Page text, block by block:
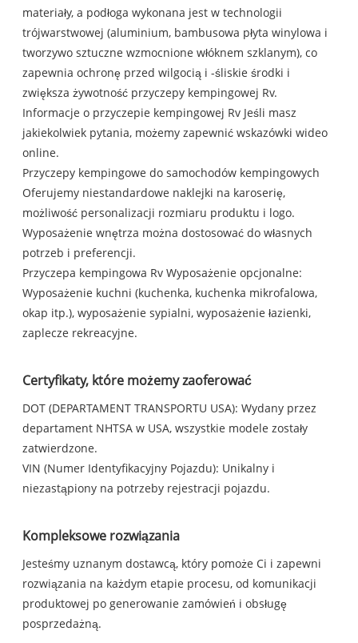
materiały, a podłoga wykonana jest w technologii
trójwarstwowej (aluminium, bambusowa płyta winylowa i
tworzywo sztuczne wzmocnione włóknem szklanym), co
zapewnia ochronę przed wilgocią i -śliskie środki i
zwiększa żywotność przyczepy kempingowej Rv.
Informacje o przyczepie kempingowej Rv Jeśli masz
jakiekolwiek pytania, możemy zapewnić wskazówki wideo
online.
Przyczepy kempingowe do samochodów kempingowych
Oferujemy niestandardowe naklejki na karoserię,
możliwość personalizacji rozmiaru produktu i logo.
Wyposażenie wnętrza można dostosować do własnych
potrzeb i preferencji.
Przyczepa kempingowa Rv Wyposażenie opcjonalne:
Wyposażenie kuchni (kuchenka, kuchenka mikrofalowa,
okap itp.), wyposażenie sypialni, wyposażenie łazienki,
zaplecze rekreacyjne.
Certyfikaty, które możemy zaoferować
DOT (DEPARTAMENT TRANSPORTU USA): Wydany przez
departament NHTSA w USA, wszystkie modele zostały
zatwierdzone.
VIN (Numer Identyfikacyjny Pojazdu): Unikalny i
niezastąpiony na potrzeby rejestracji pojazdu.
Kompleksowe rozwiązania
Jesteśmy uznanym dostawcą, który pomoże Ci i zapewni
rozwiązania na każdym etapie procesu, od komunikacji
produktowej po generowanie zamówień i obsługę
posprzedażną.